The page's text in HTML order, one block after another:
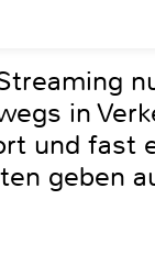
in
und fast
geben